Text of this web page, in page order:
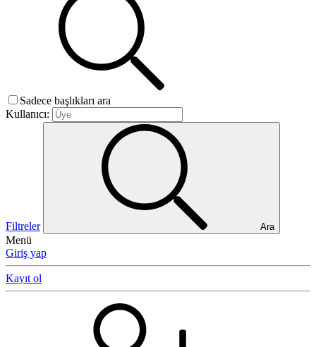
Sadece başlıkları ara
Kullanıcı:
Filtreler Ara
Menü
Giriş yap
Kayıt ol